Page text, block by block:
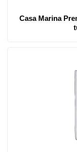
Casa Marina